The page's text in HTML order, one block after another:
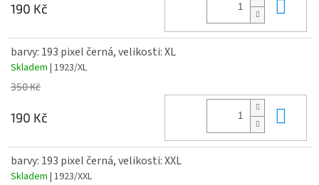
190 Kč
barvy: 193 pixel černá, velikosti: XL
Skladem | 1923/XL
350 Kč
190 Kč
barvy: 193 pixel černá, velikosti: XXL
Skladem | 1923/XXL